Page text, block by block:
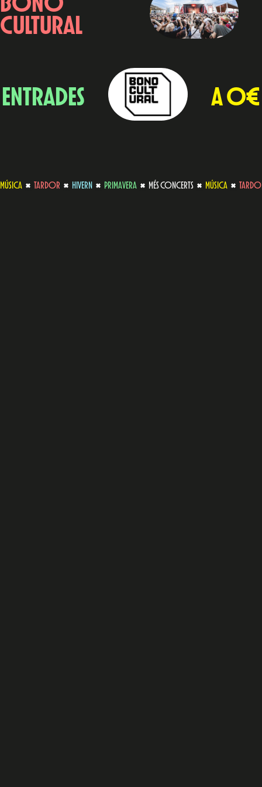
CULTURAL
ENTRADES A 0€
MÚSICA TARDOR HIVERN PRIMAVERA MÉS CONCERTS MÚSICA